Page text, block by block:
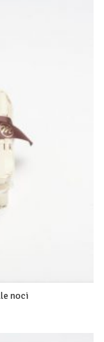
noci